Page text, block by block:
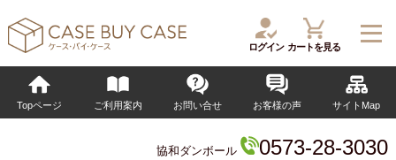
ログイン カートを見る
Topページ ご利用案内 お問い合せ お客様の声 サイトMap
協和ダンボール 0573-28-3030